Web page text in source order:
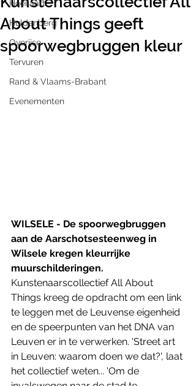
Hoeilaart
Huldenberg
Overijse
Tervuren
Rand & Vlaams-Brabant
Evenementen
About Things geeft
spoorwegbruggen kleur
WILSELE - De spoorwegbruggen
aan de Aarschotsesteenweg in
Wilsele kregen kleurrijke
muurschilderingen.
Kunstenaarscollectief All About
Things kreeg de opdracht om een link
te leggen met de Leuvense eigenheid
en de speerpunten van het DNA van
Leuven er in te verwerken. 'Street art
in Leuven: waarom doen we dat?', laat
het collectief weten... 'Om de